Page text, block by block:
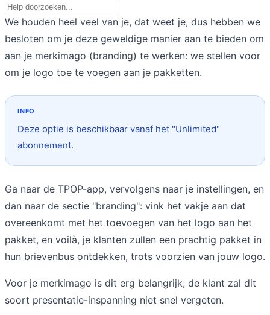
We houden heel veel van je, dat weet je, dus hebben we
besloten om je deze geweldige manier aan te bieden om
aan je merkimago (branding) te werken: we stellen voor
om je logo toe te voegen aan je pakketten.
Deze optie is beschikbaar vanaf het "Unlimited"
abonnement.
Ga naar de TPOP-app, vervolgens naar je instellingen, en
dan naar de sectie "branding": vink het vakje aan dat
overeenkomt met het toevoegen van het logo aan het
pakket, en voilà, je klanten zullen een prachtig pakket in
hun brievenbus ontdekken, trots voorzien van jouw logo.
Voor je merkimago is dit erg belangrijk; de klant zal dit
soort presentatie-inspanning niet snel vergeten.